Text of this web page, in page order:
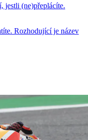
jestli (ne)přeplácíte.
Rozhodující je název